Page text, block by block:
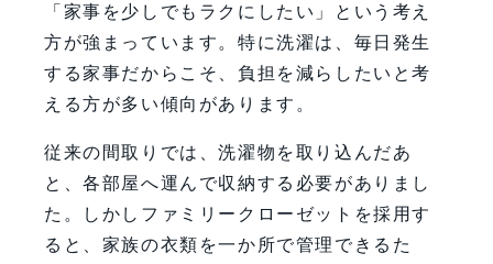
「家事を少しでもラクにしたい」という考え
方が強まっています。特に洗濯は、毎日発生
する家事だからこそ、負担を減らしたいと考
える方が多い傾向があります。
従来の間取りでは、洗濯物を取り込んだあ
と、各部屋へ運んで収納する必要がありまし
た。しかしファミリークローゼットを採用す
ると、家族の衣類を一か所で管理できるた